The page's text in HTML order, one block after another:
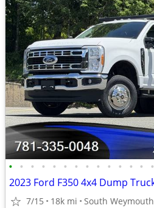
• • • • • • • • • • • • • •
7/15 18k mi South Weymouth